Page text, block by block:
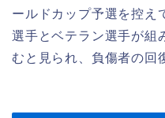
ールドカップ予選を控え
選手とベテラン選手が組
むと見られ、負傷者の回